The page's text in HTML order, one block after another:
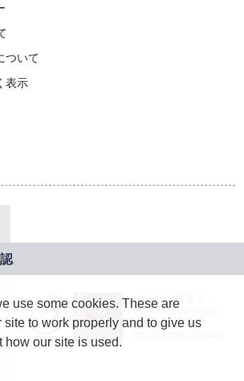
ついて
表示
JASRAC許諾番号：
9024936001Y45037
JASRAC許諾番号：
use some cookies. These are
site to work properly and to give us
how our site is used.